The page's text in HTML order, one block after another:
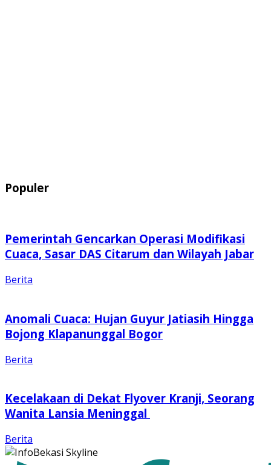
Populer
Pemerintah Gencarkan Operasi Modifikasi
Cuaca, Sasar DAS Citarum dan Wilayah Jabar
Berita
Anomali Cuaca: Hujan Guyur Jatiasih Hingga
Bojong Klapanunggal Bogor
Berita
Kecelakaan di Dekat Flyover Kranji, Seorang
Wanita Lansia Meninggal
Berita